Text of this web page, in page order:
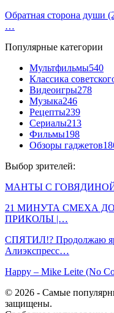
Обратная сторона души
…
Популярные категории
Мультфильмы540
Классика
Видеоигры278
Музыка246
Рецепты239
Сериалы213
Фильмы198
Обзоры гаджетов
Выбор зрителей:
МАНТЫ С ГОВЯДИНОЙ
21 МИНУТА СМЕХА
ПРИКОЛЫ |…
СПЯТИЛ!? Продолжаю
Алиэкспресс…
Happy – Mike Leite (No
© 2026 - Самые
защищены.